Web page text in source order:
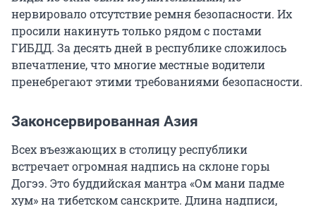
нервировало отсутствие ремня безопасности. Их
просили накинуть только рядом с постами
ГИБДД. За десять дней в республике сложилось
впечатление, что многие местные водители
пренебрегают этими требованиями безопасности.
Законсервированная Азия
Всех въезжающих в столицу республики
встречает огромная надпись на склоне горы
Догээ. Это буддийская мантра «Ом мани падме
хум» на тибетском санскрите. Длина надписи,